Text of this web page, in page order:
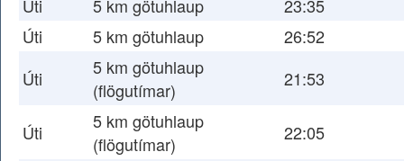
Úti 5 km götuhlaup
23:35
Úti
5 km götuhlaup
26:52
Úti
5 km götuhlaup
(flögutímar)
21:53
Úti
5 km götuhlaup
(flögutímar)
22:05